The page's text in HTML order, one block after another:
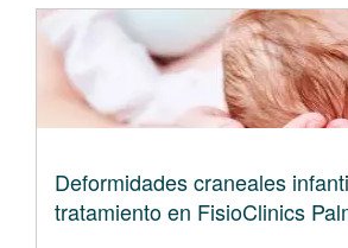
Deformidades craneales
tratamiento en FisioClinics